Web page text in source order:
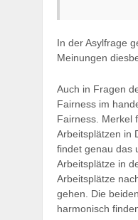
In der Asylfrage
Meinungen
Auch in Fragen
Fairness im
Fairness. Merkel
Arbeitsplätzen in
findet genau das
Arbeitsplätze in
Arbeitsplätze
gehen. Die
harmonisch